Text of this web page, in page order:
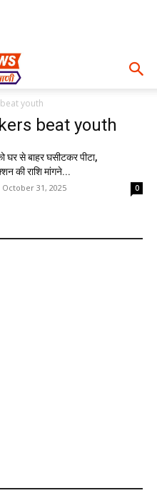
youth
beat youth
घर से बाहर घसीटकर पीटा,
की राशि मांगने...
October 31, 2025 0